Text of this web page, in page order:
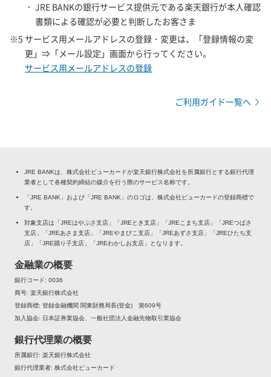
・ JRE BANKの銀行サービス提供元である楽天銀行が本人確認
書類による確認が必要と判断したお客さま
※5 サービス用メールアドレスの登録・変更は、「登録情報の変
更」⇒「メール設定」画面から行ってください。
サービス用メールアドレスの登録
ご利用ガイド一覧へ
JRE BANKは、株式会社ビューカードが楽天銀行株式会社を所属銀行とする銀行代理
業者として各種契約締結の媒介を行う際のサービス名称です。
「JRE BANK」および「JRE BANK」のロゴは、株式会社ビューカードの登録商標で
す。
対象支店は「JREはやぶさ支店」「JREとき支店」「JREこまち支店」「JREつばさ
支店」「JREあさま支店」「JREやまびこ支店」「JREあずさ支店」「JREひたち支
店」「JRE踊り子支店」「JREわかしお支店」となります。
金融業の概要
銀行コード
0036
商号 楽天銀行株式会社
登録商標 登録金融機関 関東財務局長(登金) 第609号
加入協会
日本証券業協会、一般社団法人金融先物取引業協会
銀行代理業の概要
所属銀行 楽天銀行株式会社
銀行代理業者 株式会社ビューカード